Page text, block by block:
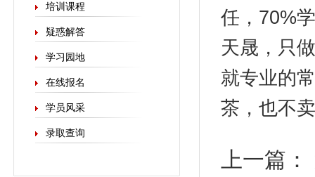
培训课程
疑惑解答
学习园地
在线报名
学员风采
录取查询
任，70%
天晟，只
就专业的
茶，也不
上一篇：